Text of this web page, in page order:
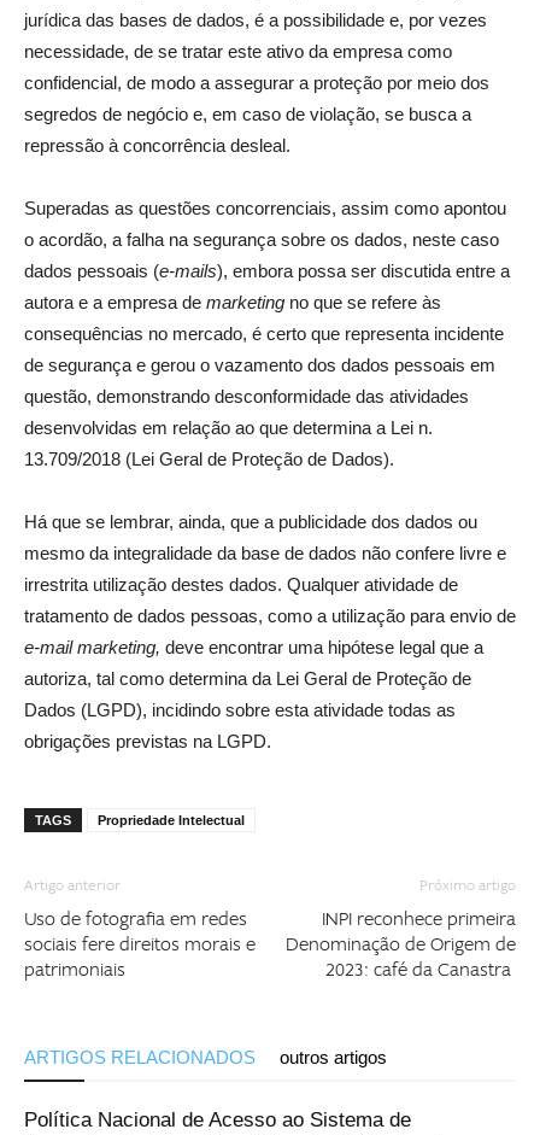
jurídica das bases de dados, é a possibilidade e, por vezes
necessidade, de se tratar este ativo da empresa como
confidencial, de modo a assegurar a proteção por meio dos
segredos de negócio e, em caso de violação, se busca a
repressão à concorrência desleal.
Superadas as questões concorrenciais, assim como apontou
o acordão, a falha na segurança sobre os dados, neste caso
dados pessoais (e-mails), embora possa ser discutida entre a
autora e a empresa de marketing no que se refere às
consequências no mercado, é certo que representa incidente
de segurança e gerou o vazamento dos dados pessoais em
questão, demonstrando desconformidade das atividades
desenvolvidas em relação ao que determina a Lei n.
13.709/2018 (Lei Geral de Proteção de Dados).
Há que se lembrar, ainda, que a publicidade dos dados ou
mesmo da integralidade da base de dados não confere livre e
irrestrita utilização destes dados. Qualquer atividade de
tratamento de dados pessoas, como a utilização para envio de
e-mail marketing, deve encontrar uma hipótese legal que a
autoriza, tal como determina da Lei Geral de Proteção de
Dados (LGPD), incidindo sobre esta atividade todas as
obrigações previstas na LGPD.
TAGS Propriedade Intelectual
Artigo anterior
Uso de fotografia em redes
sociais fere direitos morais e
patrimoniais
Próximo artigo
INPI reconhece primeira
Denominação de Origem de
2023: café da Canastra
ARTIGOS RELACIONADOS outros artigos
Política Nacional de Acesso ao Sistema de